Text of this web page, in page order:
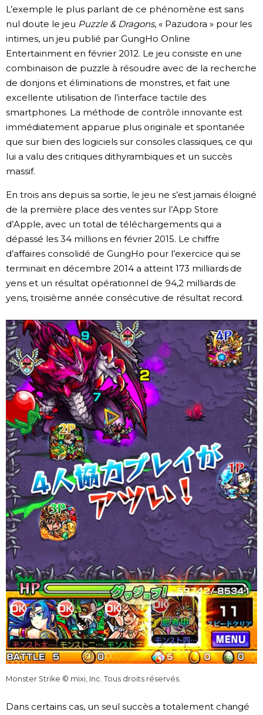
L’exemple le plus parlant de ce phénomène est sans
nul doute le jeu Puzzle & Dragons, « Pazudora » pour les
intimes, un jeu publié par GungHo Online
Entertainment en février 2012. Le jeu consiste en une
combinaison de puzzle à résoudre avec de la recherche
de donjons et éliminations de monstres, et fait une
excellente utilisation de l’interface tactile des
smartphones. La méthode de contrôle innovante est
immédiatement apparue plus originale et spontanée
que sur bien des logiciels sur consoles classiques, ce qui
lui a valu des critiques dithyrambiques et un succès
massif.
En trois ans depuis sa sortie, le jeu ne s’est jamais éloigné
de la première place des ventes sur l’App Store
d’Apple, avec un total de téléchargements qui a
dépassé les 34 millions en février 2015. Le chiffre
d’affaires consolidé de GungHo pour l’exercice qui se
terminait en décembre 2014 a atteint 173 milliards de
yens et un résultat opérationnel de 94,2 milliards de
yens, troisième année consécutive de résultat record.
Monster Strike © mixi, Inc. Tous droits réservés.
Dans certains cas, un seul succès a totalement changé